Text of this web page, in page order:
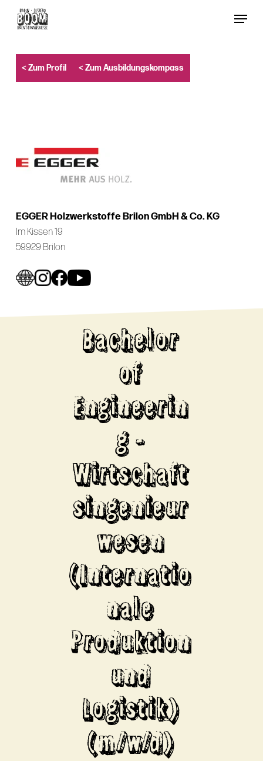
content
Menu
< Zum Profil < Zum Ausbildungskompass
EGGER Holzwerkstoffe Brilon GmbH & Co. KG
Im Kissen 19
59929 Brilon
Bachelor
of
Engineerin
g -
Wirtschaft
singenieur
wesen
(Internatio
nale
Produktion
und
Logistik)
(m/w/d)